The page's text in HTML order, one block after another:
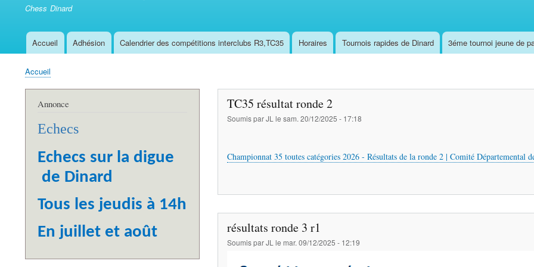
Chess Dinard
Navigation
Accueil Adhésion Calendrier des compétitions interclubs R3,TC35 Horaires Tournois rapides de Dinard 3éme tournoi jeune de
Fil
Accueil
TC35 résultat ronde 2
Soumis parJL le sam. 20/12/2025 - 17:18
Championnat 35 toutes catégories 2026 - Résultats de la ronde 2 | Comité Départemental
résultats ronde 3 r1
Soumis parJL le mar. 09/12/2025 - 12:19
Annonce
Echecs
Echecs sur la digue
de Dinard
Tous les jeudis à 14h
En juillet et août